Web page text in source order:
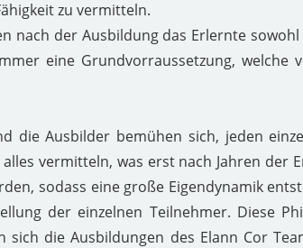
zu vermitteln.
nach der Ausbildung das Erlernte sowohl
eine Grundvorraussetzung, welche
die Ausbilder bemühen sich, jeden
vermitteln, was erst nach Jahren der
sodass eine große Eigendynamik
der einzelnen Teilnehmer. Diese
die Ausbildungen des Elann Cor